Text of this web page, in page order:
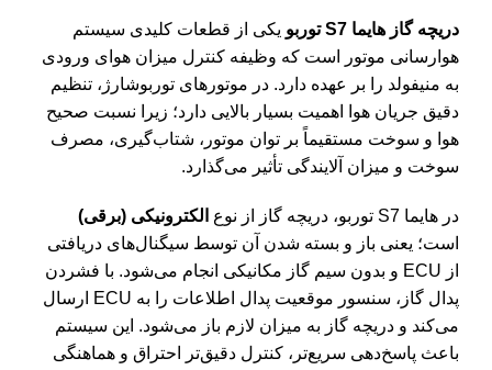
دریچه گاز هایما S7 توربو
یکی از قطعات کلیدی سیستم
هوارسانی موتور است که وظیفه کنترل میزان هوای ورودی
به منیفولد را بر عهده دارد. در موتورهای توربوشارژ، تنظیم
دقیق جریان هوا اهمیت بسیار بالایی دارد؛ زیرا نسبت صحیح
هوا و سوخت مستقیماً بر توان موتور، شتاب‌گیری، مصرف
سوخت و میزان آلایندگی تأثیر می‌گذارد.
در هایما S7 توربو، دریچه گاز از نوع
الکترونیکی (برقی)
است؛ یعنی باز و بسته شدن آن توسط سیگنال‌های دریافتی
از ECU و بدون سیم گاز مکانیکی انجام می‌شود. با فشردن
پدال گاز، سنسور موقعیت پدال اطلاعات را به ECU ارسال
می‌کند و دریچه گاز به میزان لازم باز می‌شود. این سیستم
باعث پاسخ‌دهی سریع‌تر، کنترل دقیق‌تر احتراق و هماهنگی